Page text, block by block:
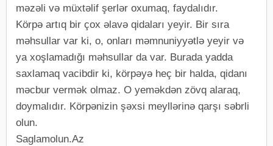
məzəli və müxtəlif şerlər oxumaq, faydalıdır.
Körpə artıq bir çox əlavə qidaları yeyir. Bir sıra
məhsullar var ki, o, onları məmnuniyyətlə yeyir və
ya xoşlamadığı məhsullar da var. Burada yadda
saxlamaq vacibdir ki, körpəyə heç bir halda, qidanı
məcbur vermək olmaz. O yeməkdən zövq alaraq,
doymalıdır. Körpənizin şəxsi meyllərinə qarşı səbrli
olun.
Saglamolun.Az